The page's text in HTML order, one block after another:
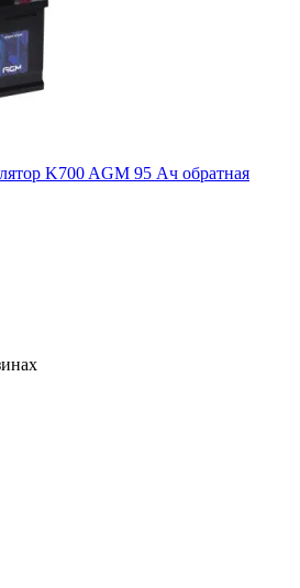
K700 AGM 95 Ач обратная